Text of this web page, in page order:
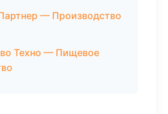
— Производство
Техно — Пищевое